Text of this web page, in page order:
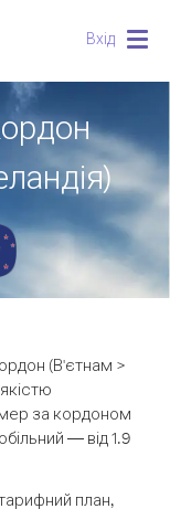
Вхід
(В'єтнам >
за кордоном
— від 1.9
план,